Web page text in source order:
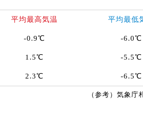
平均最高気温 平均最低
-0.9℃ -6.0℃
1.5℃ -5.5℃
2.3℃ -6.5℃
（参考）気象庁